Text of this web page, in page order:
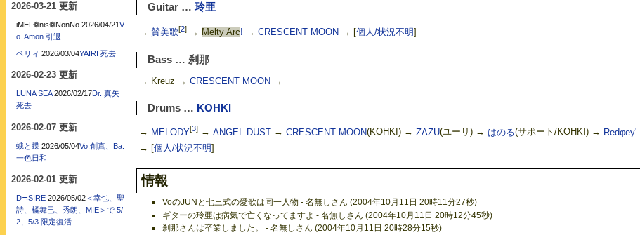
Guitar … 玲亜
→ 賛美歌[2]→ Melty Arc! → CRESCENT MOON → [個人/状況不明]
Bass … 刹那
→ Kreuz → CRESCENT MOON →
Drums … KOHKI
→ MELODY[3]→ ANGEL DUST→ CRESCENT MOON(KOHKI) → ZAZU(ユーリ) → はのる(サポート/KOHKI) → Redφey'
→ [個人/状況不明]
情報
VoのJUNと七三式の愛歌は同一人物 - 名無しさん (2004年10月11日 20時11分27秒)
ギターの玲亜は病気で亡くなってますよ - 名無しさん (2004年10月11日 20時12分45秒)
刹那さんは卒業しました。 - 名無しさん (2004年10月11日 20時28分15秒)
2026-03-21 更新
iMEL❁nis❁NonNo 2026/04/21 V
o. Amon 引退
ベリィ 2026/03/04YAIRI 死去
2026-02-23 更新
LUNA SEA 2026/02/17Dr. 真矢
死去
2026-02-07 更新
蛾と蝶 2026/05/04Vo.創真、Ba.
一色日和
2026-02-01 更新
D≒SIRE 2026/05/02＜幸也、聖
詩、橘舞已、秀朗、MIE＞で 5/
2、5/3 限定復活